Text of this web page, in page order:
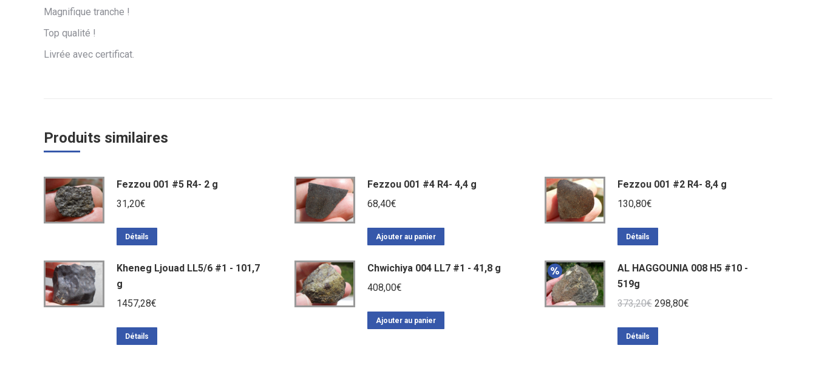
Magnifique tranche !
Top qualité !
Livrée avec certificat.
Produits similaires
Fezzou 001 #5 R4- 2 g
31,20€
Détails
Fezzou 001 #4 R4- 4,4 g
68,40€
Ajouter au panier
Fezzou 001 #2 R4- 8,4 g
130,80€
Détails
Kheneg Ljouad LL5/6 #1 - 101,7
g
1457,28€
Détails
Chwichiya 004 LL7 #1 - 41,8 g
408,00€
Ajouter au panier
AL HAGGOUNIA 008 H5 #10 -
519g
373,20€ Le
298,80€
Détails